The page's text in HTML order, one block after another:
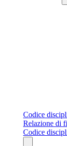
Codice
Relazione di
Codice